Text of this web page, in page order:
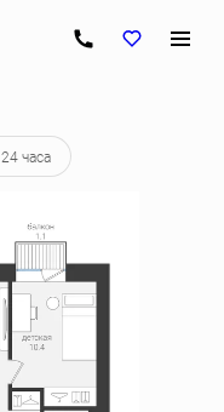
10 545 150 руб.
часа